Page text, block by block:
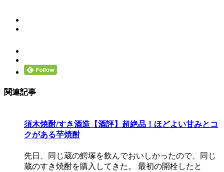
関連記事
須木焼酎/すき酒造【酒評】超絶品！ほどよい甘みとコ
クがある芋焼酎
先日、同じ蔵の鰐塚を飲んでおいしかったので、同じ
蔵のすき焼酎を購入してきた。 最初の開栓したと